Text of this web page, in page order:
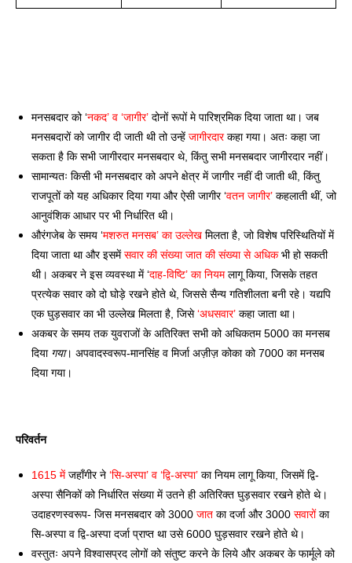
मनसबदार को ‘नकद’ व ‘जागीर’ दोनों रूपों मे पारिश्रमिक दिया जाता था। जब
मनसबदारों को जागीर दी जाती थी तो उन्हें जागीरदार कहा गया। अतः कहा जा
सकता है कि सभी जागीरदार मनसबदार थे, किंतु सभी मनसबदार जागीरदार नहीं।
सामान्यतः किसी भी मनसबदार को अपने क्षेत्र में जागीर नहीं दी जाती थी, किंतु
राजपूतों को यह अधिकार दिया गया और ऐसी जागीर ‘वतन जागीर’ कहलाती थीं, जो
आनुवंशिक आधार पर भी निर्धारित थी।
औरंगजेब के समय ‘मशरुत मनसब’ का उल्लेख मिलता है, जो विशेष परिस्थितियों में
दिया जाता था और इसमें सवार की संख्या जात की संख्या से अधिक भी हो सकती
थी। अकबर ने इस व्यवस्था में ‘दाह-विष्टि’ का नियम लागू किया, जिसके तहत
प्रत्येक सवार को दो घोड़े रखने होते थे, जिससे सैन्य गतिशीलता बनी रहे। यद्यपि
एक घुड़सवार का भी उल्लेख मिलता है, जिसे ‘अधसवार’ कहा जाता था।
अकबर के समय तक युवराजों के अतिरिक्त सभी को अधिकतम 5000 का मनसब
दिया गया। अपवादस्वरूप-मानसिंह व मिर्जा अज़ीज़ कोका को 7000 का मनसब
दिया गया।
परिवर्तन
1615 में जहाँगीर ने ‘सि-अस्पा’ व ‘द्वि-अस्पा’ का नियम लागू किया, जिसमें द्वि-
अस्पा सैनिकों को निर्धारित संख्या में उतने ही अतिरिक्त घुड़सवार रखने होते थे।
उदाहरणस्वरूप- जिस मनसबदार को 3000 जात का दर्जा और 3000 सवारों का
सि-अस्पा व द्वि-अस्पा दर्जा प्राप्त था उसे 6000 घुड़सवार रखने होते थे।
वस्तुतः अपने विश्वासप्रद लोगों को संतुष्ट करने के लिये और अकबर के फार्मूले को